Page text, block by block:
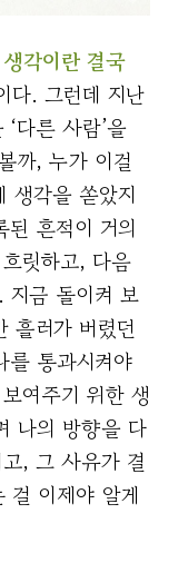
생각이란 결국
다. 그런데 지난
다른 사람’을
까, 누가 이걸
생각을 쏟았지
흔적이 거의
릿하고, 다음
지금 돌이켜 보
흘러가 버렸던
를 통과시켜야
여주기 위한 생
나의 방향을 다
, 그 사유가 결
걸 이제야 알게